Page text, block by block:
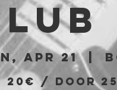
Apr 21
  |
20€ / Door